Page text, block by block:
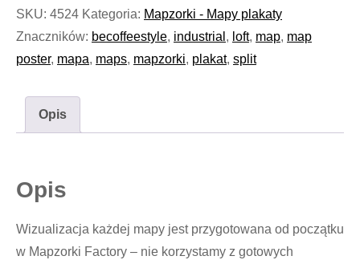
SKU: 4524 Kategoria: Mapzorki - Mapy plakaty
Znaczników: becoffeestyle, industrial , loft, map, map
poster, mapa, maps, mapzorki, plakat, split
Opis
Opis
Wizualizacja każdej mapy jest przygotowana od początku
w Mapzorki Factory – nie korzystamy z gotowych